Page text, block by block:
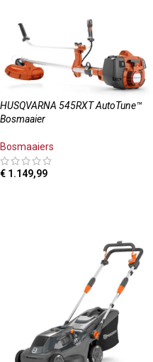
HUSQVARNA 545RXT AutoTune™
Bosmaaier
Bosmaaiers
€ 1.149,99